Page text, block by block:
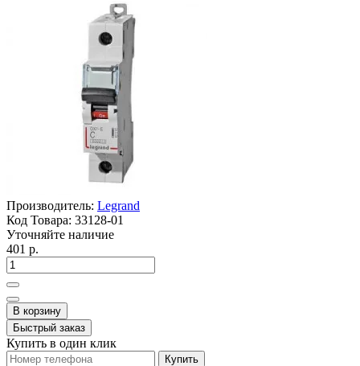
Производитель: Legrand
Код Товара: 33128-01
Уточняйте наличие
401 р.
В корзину
Быстрый заказ
Купить в один клик
Купить